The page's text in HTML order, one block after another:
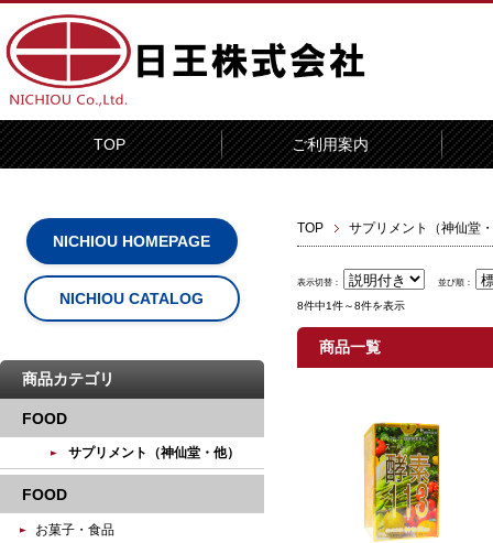
TOP ご利用案内
TOP サプリメント（神仙堂
表示切替： 並び順：
8件中1件～8件を表示
商品一覧
NICHIOU HOMEPAGE
NICHIOU CATALOG
商品カテゴリ
FOOD
サプリメント（神仙堂・他）
FOOD
お菓子・食品